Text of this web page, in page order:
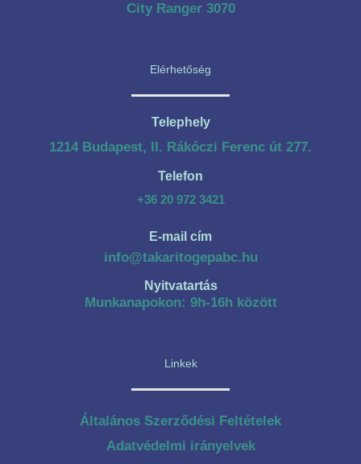
City Ranger 3070
Elérhetőség
Telephely
1214 Budapest, II. Rákóczi Ferenc út 277.
Telefon
+36 20 972 3421
E-mail cím
info@takaritogepabc.hu
Nyitvatartás
Munkanapokon: 9h-16h között
Linkek
Általános Szerződési Feltételek
Adatvédelmi irányelvek